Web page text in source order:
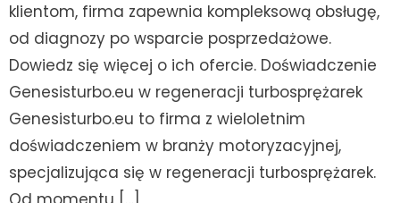
klientom, firma zapewnia kompleksową obsługę,
od diagnozy po wsparcie posprzedażowe.
Dowiedz się więcej o ich ofercie. Doświadczenie
Genesisturbo.eu w regeneracji turbosprężarek
Genesisturbo.eu to firma z wieloletnim
doświadczeniem w branży motoryzacyjnej,
specjalizująca się w regeneracji turbosprężarek.